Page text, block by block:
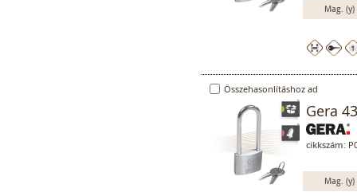
Mag. (y)
Összehasonlításhoz ad
Gera
cikkszám:
Mag. (y)